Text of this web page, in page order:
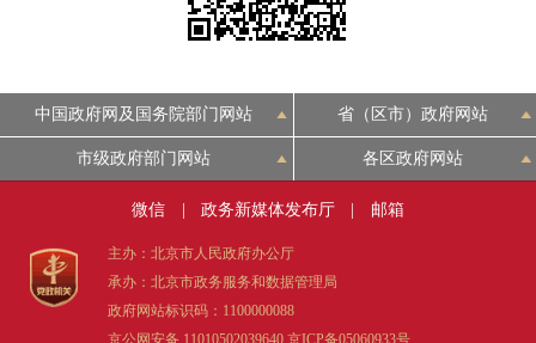
利企服务
中介服务 阳光政务
政民互动
12345网上接诉即办 我要咨询
参与调查 在线访谈
中国政府网及国务院部门网站 省（区市）政府网站
市级政府部门网站 各区政府网站
微信 政务新媒体发布厅 邮箱
主办：北京市人民政府办公厅
承办：北京市政务服务和数据管理局
政府网站标识码：1100000088
京公网安备 11010502039640 京ICP备05060933号